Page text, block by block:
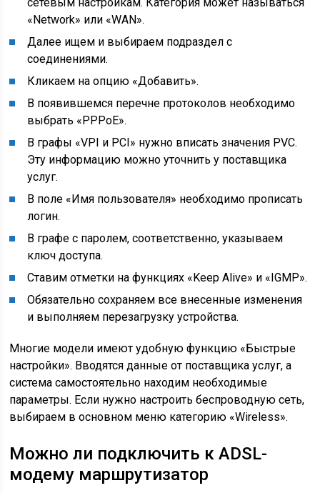
«Network» или «WAN».
Далее ищем и выбираем подраздел с
соединениями.
Кликаем на опцию «Добавить».
В появившемся перечне протоколов необходимо
выбрать «PPPoE».
В графы «VPI и PCI» нужно вписать значения PVC.
Эту информацию можно уточнить у поставщика
услуг.
В поле «Имя пользователя» необходимо прописать
логин.
В графе с паролем, соответственно, указываем
ключ доступа.
Ставим отметки на функциях «Keep Alive» и «IGMP».
Обязательно сохраняем все внесенные изменения
и выполняем перезагрузку устройства.
Многие модели имеют удобную функцию «Быстрые
настройки». Вводятся данные от поставщика услуг, а
система самостоятельно находим необходимые
параметры. Если нужно настроить беспроводную сеть,
выбираем в основном меню категорию «Wireless».
Можно ли подключить к ADSL-
модему маршрутизатор